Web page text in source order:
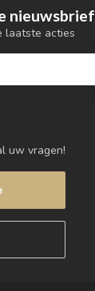
uw vragen!
nieuwsbrief
laatste acties